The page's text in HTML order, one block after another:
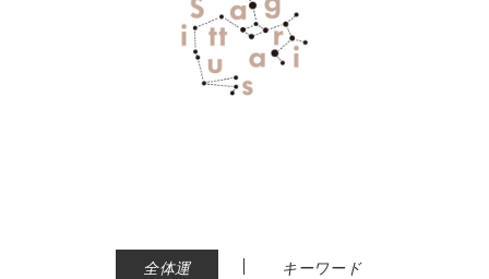
全体運 | キーワード